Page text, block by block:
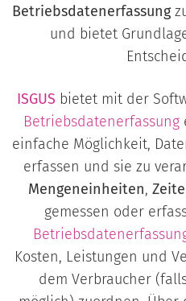
Betriebsdatenerfassung
und bietet
ISGUS bietet mit der
Betriebsdatenerfassung
einfache Möglichkeit,
erfassen und sie zu
Mengeneinheiten,
gemessen oder
Kosten, Leistungen und
dem Verbraucher